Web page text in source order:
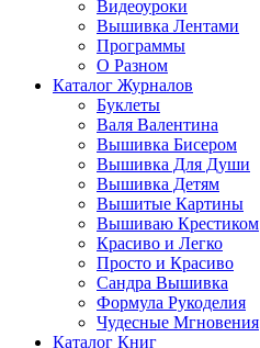
Видеоуроки
Вышивка Лентами
Программы
О Разном
Каталог Журналов
Буклеты
Валя Валентина
Вышивка Бисером
Вышивка Для Души
Вышивка Детям
Вышитые Картины
Вышиваю Крестиком
Красиво и Легко
Просто и Красиво
Сандра Вышивка
Формула Рукоделия
Чудесные Мгновения
Каталог Книг